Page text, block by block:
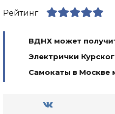
Рейтинг
ВДНХ может
Электрички
Самокаты в Москве